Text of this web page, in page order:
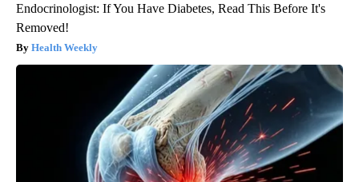
Endocrinologist: If You Have Diabetes, Read This Before It's
Removed!
Health Weekly